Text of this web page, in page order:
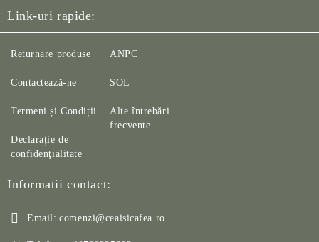
Link-uri rapide:
Returnare produse
Contactează-ne
Termeni și Condiții
Declarație de
confidenţialitate
ANPC
SOL
Alte întrebări
frecvente
Informatii contact:
Email: comenzi@ceaisicafea.ro